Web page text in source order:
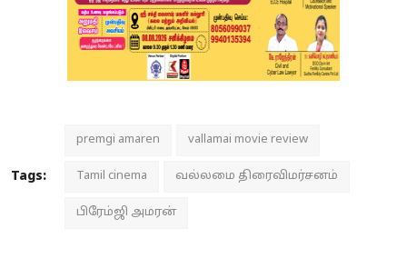
Tags:
premgi amaren vallamai movie review
Tamil cinema வல்லமை திரைவிமர்சனம்
பிரேம்ஜி அமரன்